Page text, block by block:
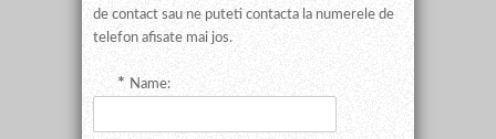
de contact sau ne puteti contacta la numerele de
telefon afisate mai jos.
Name: